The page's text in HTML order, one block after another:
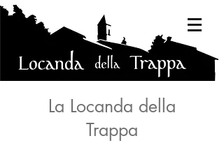
La Locanda della
Trappa